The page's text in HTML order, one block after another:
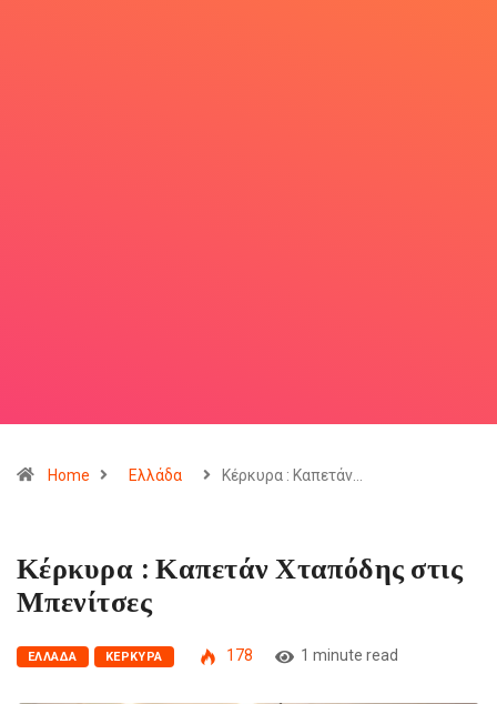
Home Ελλάδα Κέρκυρα : Καπετάν…
Κέρκυρα : Καπετάν Χταπόδης στις
Μπενίτσες
ΕΛΛΆΔΑ ΚΈΡΚΥΡΑ 178 1 minute read